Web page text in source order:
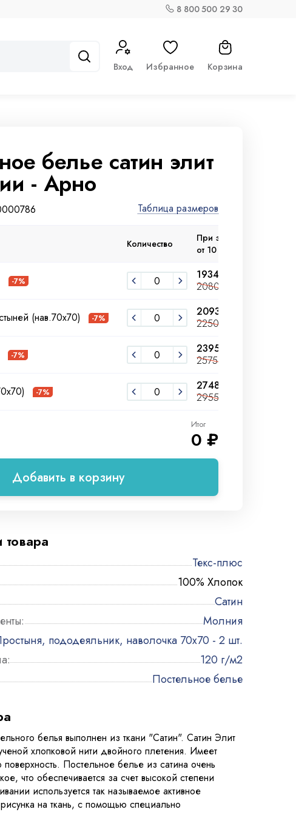
8 800 500 29 30
Вход Избранное Корзина
белье сатин элит
- Арно
Таблица размеров
Количество
При заказе
от 10 000 ₽
-7%
1934 ₽
2080 ₽
(нав.70х70) -7%
2093 ₽
2250 ₽
-7%
2395 ₽
2575 ₽
-7%
2748 ₽
2955 ₽
Итог
0 ₽
Добавить в корзину
товара
Текс-плюс
100% Хлопок
Сатин
Молния
пододеяльник, наволочка 70х70 - 2 шт.
120 г/м2
Постельное белье
белья выполнен из ткани "Сатин". Сатин Элит
хлопковой нити двойного плетения. Имеет
Постельное белье из сатина очень
что обеспечивается за счет высокой степени
используется так называемое активное
на ткань, с помощью специально